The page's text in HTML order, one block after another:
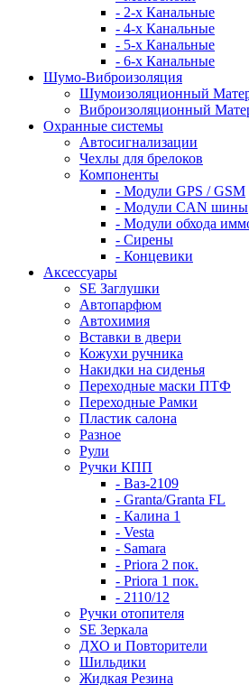
- 2-х Канальные
- 4-х Канальные
- 5-х Канальные
- 6-х Канальные
Шумо-Виброизоляция
Шумоизоляционный
Виброизоляционный
Охранные системы
Автосигнализации
Чехлы для брелоков
Компоненты
- Модули GPS / GSM
- Модули CAN шины
- Модули обхода
- Сирены
- Концевики
Аксессуары
SE Заглушки
Автопарфюм
Автохимия
Вставки в двери
Кожухи ручника
Накидки на сиденья
Переходные маски ПТФ
Переходные Рамки
Пластик салона
Разное
Рули
Ручки КПП
- Ваз-2109
- Granta/Granta FL
- Калина 1
- Vesta
- Samara
- Priora 2 пок.
- Priora 1 пок.
- 2110/12
Ручки отопителя
SE Зеркала
ДХО и Повторители
Шильдики
Жидкая Резина